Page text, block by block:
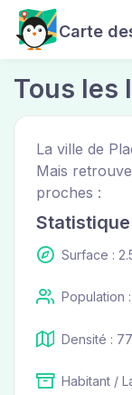
Carte
Tous les
La ville de
Mais
proches :
Surface :
Population
Densité :
Habitant /